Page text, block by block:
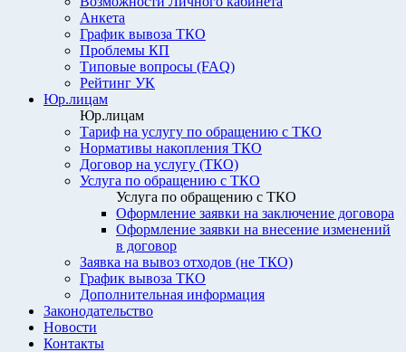
Анкета
График вывоза ТКО
Проблемы КП
Типовые вопросы (FAQ)
Рейтинг УК
Юр.лицам
Юр.лицам
Тариф на услугу по обращению с ТКО
Нормативы накопления ТКО
Договор на услугу (ТКО)
Услуга по обращению с ТКО
Услуга по обращению с ТКО
Оформление заявки на заключение договора
Оформление заявки на внесение изменений
в договор
Заявка на вывоз отходов (не ТКО)
График вывоза ТКО
Дополнительная информация
Законодательство
Новости
Контакты